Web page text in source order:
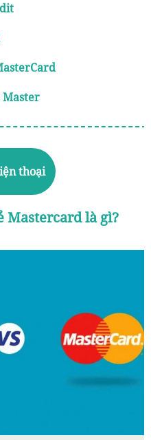
Master
thẻ Mastercard
thoại
Mastercard là gì?